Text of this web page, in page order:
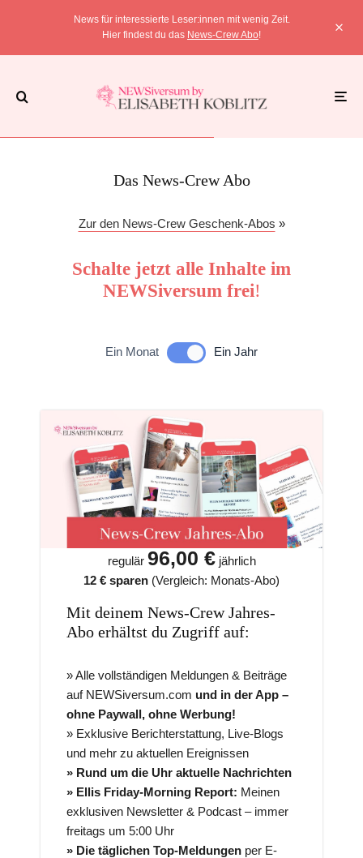
News für interessierte Leser:innen mit wenig Zeit.
Hier findest du das News-Crew Abo!
Das News-Crew Abo
Zur den News-Crew Geschenk-Abos »
Schalte jetzt alle Inhalte im
NEWSiversum frei!
Ein Monat Ein Jahr
regulär 96,00 €jährlich
12 € sparen (Vergleich: Monats-Abo)
Mit deinem News-Crew Jahres-
Abo erhältst du Zugriff auf:
» Alle vollständigen Meldungen & Beiträge
auf NEWSiversum.com und in der App –
ohne Paywall, ohne Werbung!
» Exklusive Berichterstattung, Live-Blogs
und mehr zu aktuellen Ereignissen
» Rund um die Uhr aktuelle Nachrichten
» Ellis Friday-Morning Report: Meinen
exklusiven Newsletter & Podcast – immer
freitags um 5:00 Uhr
» Die täglichen Top-Meldungen per E-